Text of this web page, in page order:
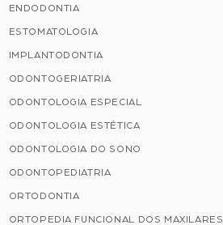
ENDODONTIA
ESTOMATOLOGIA
IMPLANTODONTIA
ODONTOGERIATRIA
ODONTOLOGIA ESPECIAL
ODONTOLOGIA ESTÉTICA
ODONTOLOGIA DO SONO
ODONTOPEDIATRIA
ORTODONTIA
ORTOPEDIA FUNCIONAL DOS MAXILARES